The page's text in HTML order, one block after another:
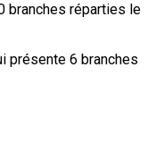
branches réparties le
présente 6 branches